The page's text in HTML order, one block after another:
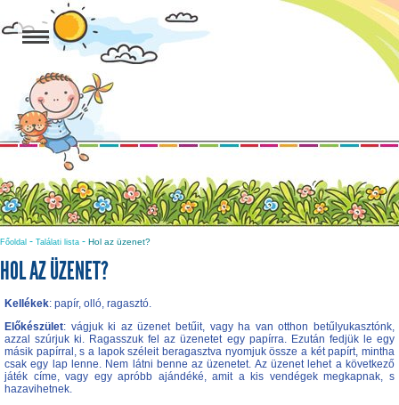
Főoldal - Találati lista - Hol az üzenet?
HOL AZ ÜZENET?
Kellékek: papír, olló, ragasztó.
Előkészület: vágjuk ki az üzenet betűit, vagy ha van otthon betűlyukasztónk,
azzal szúrjuk ki. Ragasszuk fel az üzenetet egy papírra. Ezután fedjük le egy
másik papírral, s a lapok széleit beragasztva nyomjuk össze a két papírt, mintha
csak egy lap lenne. Nem látni benne az üzenetet. Az üzenet lehet a következő
játék címe, vagy egy apróbb ajándéké, amit a kis vendégek megkapnak, s
hazavihetnek.